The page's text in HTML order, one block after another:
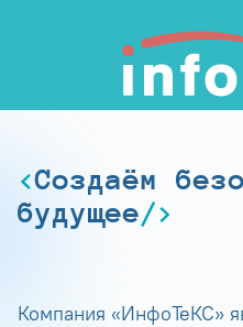
Создаём
будущее
Компания «ИнфоТеКС»